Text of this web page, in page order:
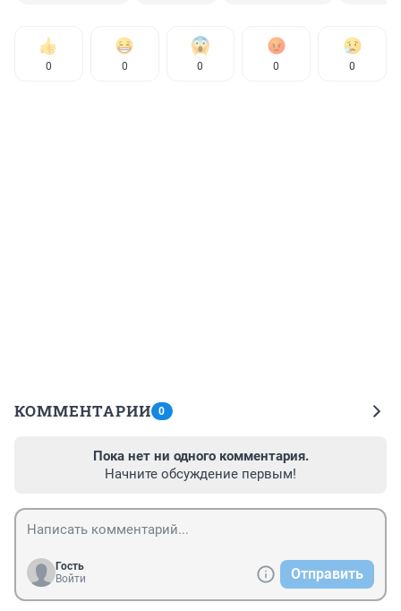
0 0 0 0 0
КОММЕНТАРИИ 0
Пока нет ни одного комментария.
Начните обсуждение первым!
Гость
Войти
Отправить